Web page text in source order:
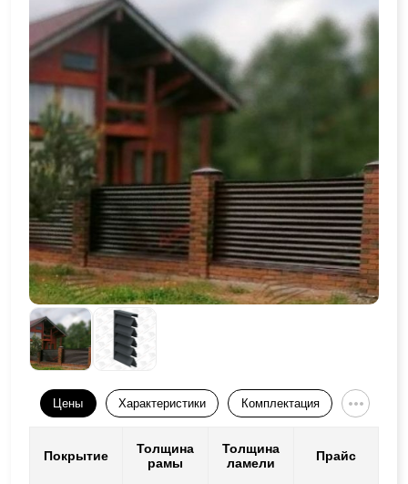
Цены Характеристики Комплектация
Покрытие
Толщина
рамы
Толщина
ламели
Прайс